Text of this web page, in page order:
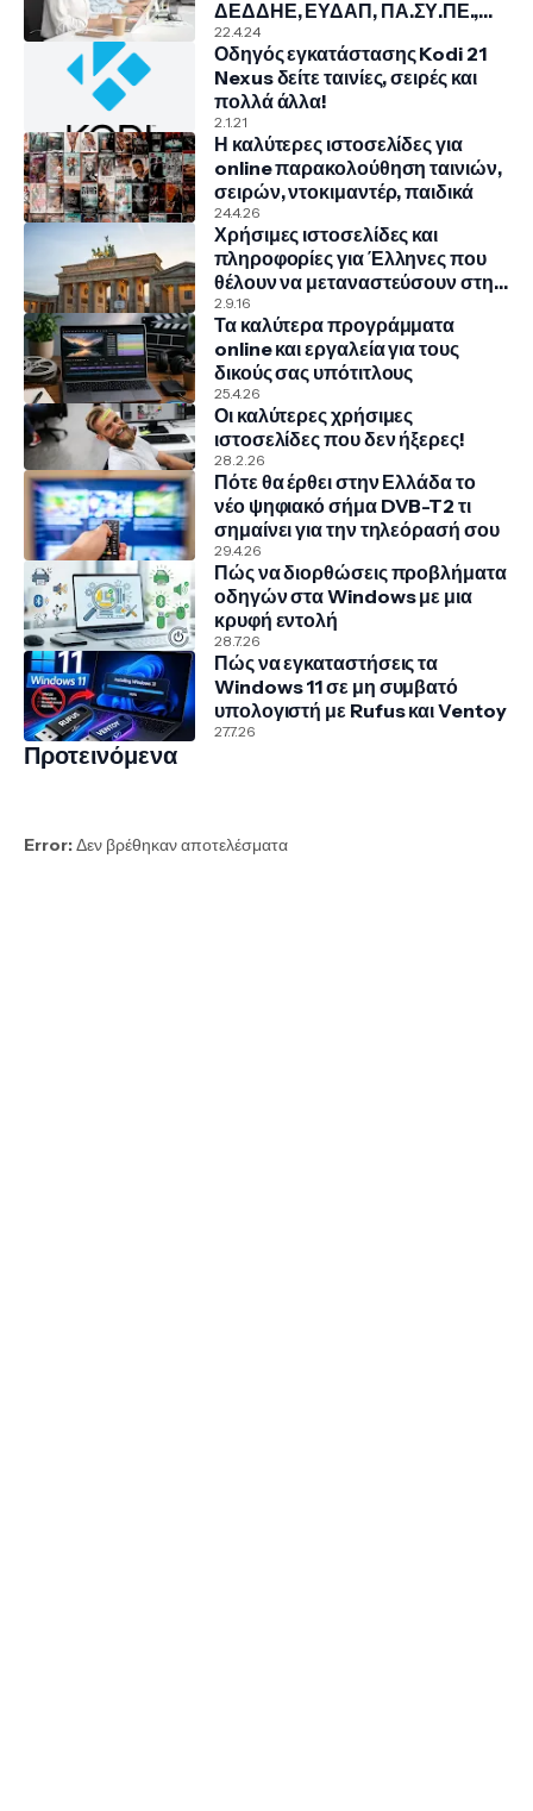
ΔΕΔΔΗΕ, ΕΥΔΑΠ, ΠΑ.ΣΥ.ΠΕ.,
COSMOTE, NOVA, VODAFONE
22.4.24
Οδηγός εγκατάστασης Kodi 21
Nexus δείτε ταινίες, σειρές και
πολλά άλλα!
2.1.21
Η καλύτερες ιστοσελίδες για
online παρακολούθηση ταινιών,
σειρών, ντοκιμαντέρ, παιδικά
24.4.26
Χρήσιμες ιστοσελίδες και
πληροφορίες για Έλληνες που
θέλουν να μεταναστεύσουν στην
Γερμανία
2.9.16
Τα καλύτερα προγράμματα
online και εργαλεία για τους
δικούς σας υπότιτλους
25.4.26
Οι καλύτερες χρήσιμες
ιστοσελίδες που δεν ήξερες!
28.2.26
Πότε θα έρθει στην Ελλάδα το
νέο ψηφιακό σήμα DVB-T2 τι
σημαίνει για την τηλεόρασή σου
29.4.26
Πώς να διορθώσεις προβλήματα
οδηγών στα Windows με μια
κρυφή εντολή
28.7.26
Πώς να εγκαταστήσεις τα
Windows 11 σε μη συμβατό
υπολογιστή με Rufus και Ventoy
27.7.26
Προτεινόμενα
Error:Δεν βρέθηκαν αποτελέσματα